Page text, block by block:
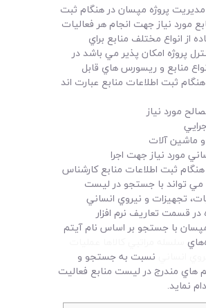
پروژه مپسان در هنگام ثبت
مورد نياز جهت انجام هر فعاليات
از انواع مختلف منابع براي
پروژه امکان پذير مي باشد در
منابع و ريسورس هاي قابل
ثبت اطلاعات منابع عبارت اند
مورد نياز
ماشين آلات
مورد نياز جهت اجرا
ثبت اطلاعات منابع کارشناس
مي تواند با جستجو در ليست
تجهيزات و نيروي انساني
قسمت تعاريف نرم افزار
با جستجو بر اساس نام آيتم
نسبت به جستجو و
هاي مندرج در ليست منابع فعاليت
نمايد.